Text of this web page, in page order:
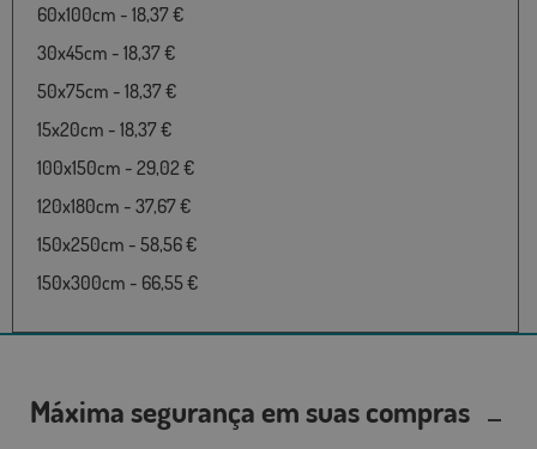
60x100cm - 18,37 €
30x45cm - 18,37 €
50x75cm - 18,37 €
15x20cm - 18,37 €
100x150cm - 29,02 €
120x180cm - 37,67 €
150x250cm - 58,56 €
150x300cm - 66,55 €
Máxima segurança em suas compras